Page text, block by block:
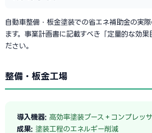
自動車整備・板金塗装での省エネ補助金の実
ます。事業計画書に記載すべき「定量的な効果
ださい。
整備・板金工場
導入機器: 高効率塗装ブース＋コンプレッサ
成果: 塗装工程のエネルギー削減